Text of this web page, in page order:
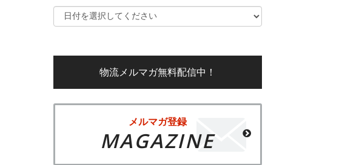
物流メルマガ無料配信中！
メルマガ登録
MAGAZINE